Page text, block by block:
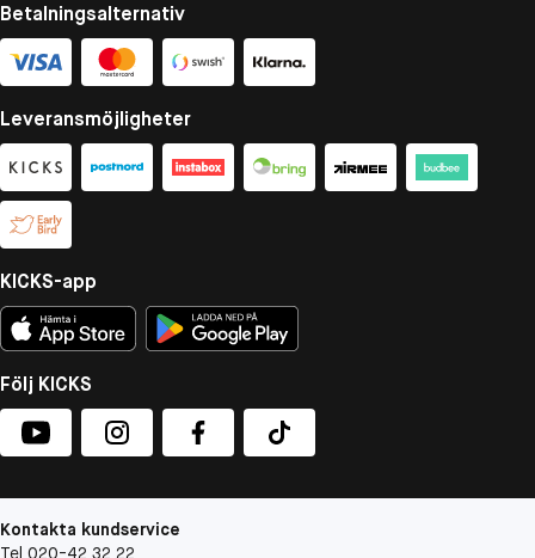
Betalningsalternativ
Leveransmöjligheter
KICKS-app
Följ KICKS
Kontakta kundservice
Tel 020-42 32 22